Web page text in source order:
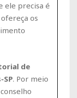
ele precisa é
os
de
SP. Por meio